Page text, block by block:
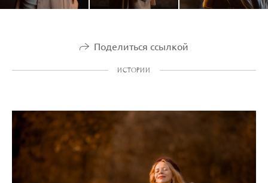
Поделиться ссылкой
ИСТОРИИ